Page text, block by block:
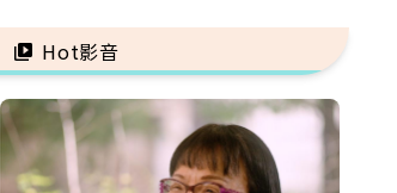
Hot影音